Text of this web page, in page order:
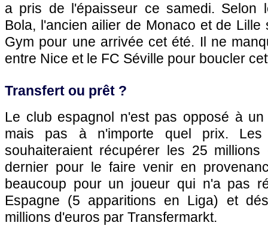
a pris de l'épaisseur ce samedi. Selon
Bola, l'ancien ailier de Monaco et de Lille
Gym pour une arrivée cet été. Il ne
entre Nice et le FC Séville pour boucler
Transfert ou prêt ?
Le club espagnol n'est pas opposé à
mais pas à n'importe quel prix. Les
souhaiteraient récupérer les 25 millions
dernier pour le faire venir en
beaucoup pour un joueur qui n'a pas
Espagne (5 apparitions en Liga) et
millions d'euros par Transfermarkt.